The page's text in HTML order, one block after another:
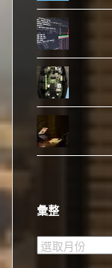
彙整
彙